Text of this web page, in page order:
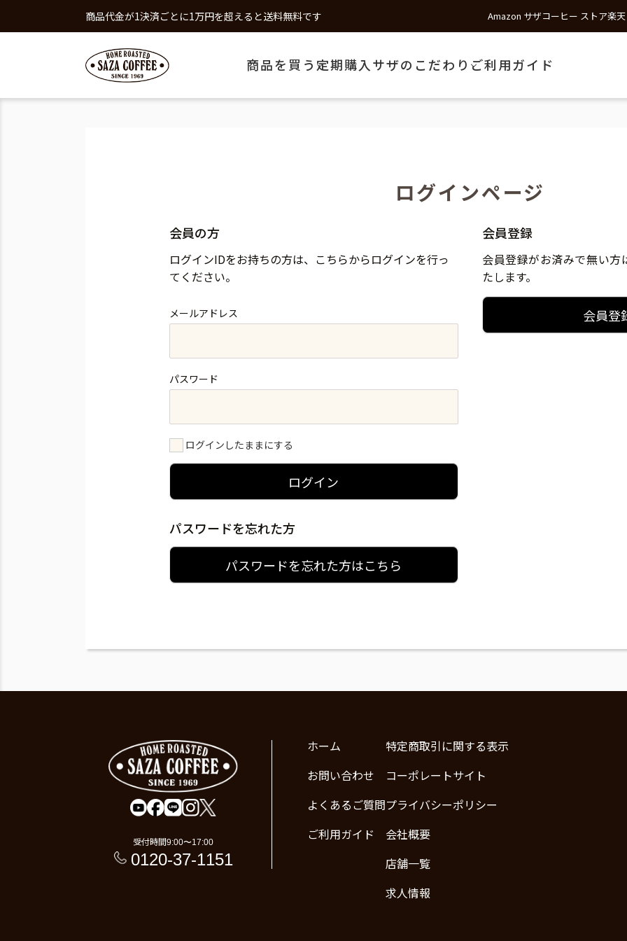
商品代金が1決済ごとに1万円を超えると送料無料です Amazon サザコーヒー ストア楽
商品を買う 定期購入 サザのこだわり ご利用ガイド
ログインページ
会員の方
ログインIDをお持ちの方は、こちらからログインを行っ
てください。
メールアドレス
パスワード
ログインしたままにする
ログイン
パスワードを忘れた方
パスワードを忘れた方はこちら
会員登録
会員登録がお済みで無い
たします。
会員登
受付時間9:00〜17:00
0120-37-1151
ホーム
お問い合わせ
よくあるご質問
ご利用ガイド
特定商取引に関する表示
コーポレートサイト
プライバシーポリシー
会社概要
店舗一覧
求人情報